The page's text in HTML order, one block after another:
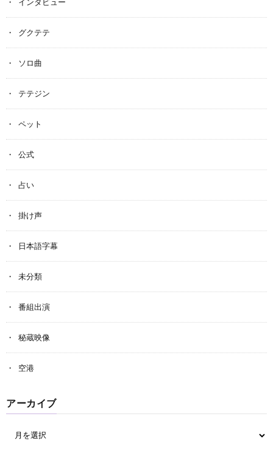
グクテテ
ソロ曲
テテジン
ペット
公式
占い
掛け声
日本語字幕
未分類
番組出演
秘蔵映像
空港
アーカイブ